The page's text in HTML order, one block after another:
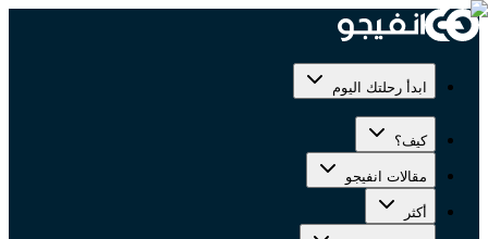
ابدأ رحلتك اليوم
كيف؟
مقالات انفيجو
أكثر